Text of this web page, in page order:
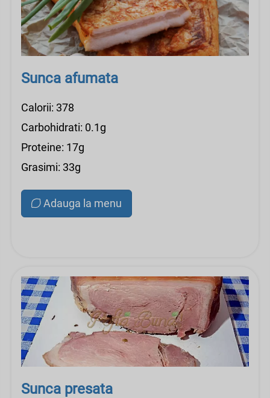
Sunca afumata
Calorii: 378
Carbohidrati: 0.1g
Proteine: 17g
Grasimi: 33g
Adauga la menu
Sunca presata